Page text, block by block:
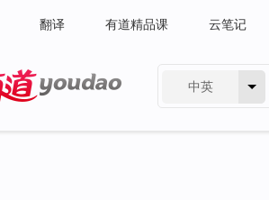
翻译 有道精品课 云笔记
中英